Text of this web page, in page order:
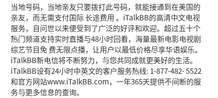
当地号码，当地亲友只要拨打此号码，就能接通到在美国的
亲友，而无需支付国际 长途费用 。iTalkBB的高清中文电视
服务，自问世以来便受到了广泛的好评和欢迎。超过五十个
热门频道支持实时直播与48小时回看，海量最新电影电视剧
综艺节目免 费无限点播，让用户以最低价格尽享华语娱乐。
iTalkBB新电信将不断努力，与您共同成就更美好的生活。
iTalkBB设有24小时中英文的客户服务热线: 1-877-482- 5522
和官方网站www.iTalkBB.com，一年365天提供不间断的服
务与更多信息的查询。